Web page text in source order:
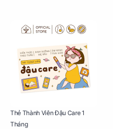
Thẻ Thành Viên Đậu Care 1
Tháng